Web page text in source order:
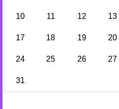
10 11 12 13
17 18 19 20
24 25 26 27
31